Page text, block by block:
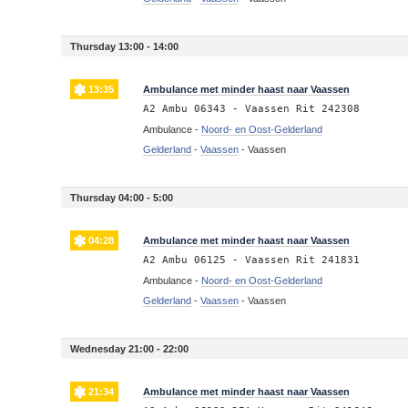
Thursday 13:00 - 14:00
13:35 Ambulance met minder haast naar Vaassen
A2 Ambu 06343 - Vaassen Rit 242308
Ambulance - Noord- en Oost-Gelderland
Gelderland -Vaassen -Vaassen
Thursday 04:00 - 5:00
04:28 Ambulance met minder haast naar Vaassen
A2 Ambu 06125 - Vaassen Rit 241831
Ambulance - Noord- en Oost-Gelderland
Gelderland -Vaassen -Vaassen
Wednesday 21:00 - 22:00
21:34 Ambulance met minder haast naar Vaassen